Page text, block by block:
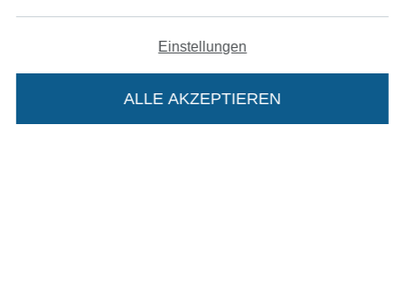
In deinen Warenkorb
Finde mehr Inspiration
Einstellungen
ALLE AKZEPTIEREN